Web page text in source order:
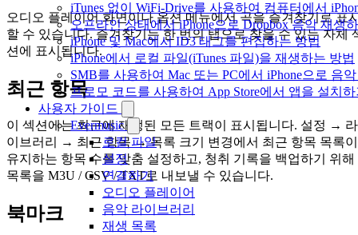
iTunes 없이 WiFi-Drive를 사용하여 컴퓨터에서
오프라인 상태에서 iPhone으로 Dropbox 음악 재생
iPhone 및 Mac에서 ID3 태그를 편집하는 방법
iPhone에서 로컬 파일(iTunes 파일)을 재생하는 방법
SMB를 사용하여 Mac 또는 PC에서 iPhone으로 음
프로모 코드를 사용하여 App Store에서 앱을 설치
사용자 가이드
Evermusic
로컬 파일
설정
연결하기
오디오 플레이어
음악 라이브러리
재생 목록
오디오 플레이어 화면이나 옵션 메뉴에서 곡을 즐겨찾기로 표
할 수 있습니다. 즐겨찾기는 한 번의 탭으로 찾을 수 있는 자체
션에 표시됩니다.
최근 항목
이 섹션에는 최근에 재생된 모든 트랙이 표시됩니다. 설정 → 라
이브러리 → 최근 항목 → 목록 크기 변경에서 최근 항목 목록이
유지하는 항목 수를 맞춤 설정하고, 청취 기록을 백업하기 위해
목록을 M3U / CSV / TXT로 내보낼 수 있습니다.
북마크